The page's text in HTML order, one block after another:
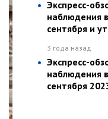
Экспресс-
наблюдения
сентября и
3 года назад
Экспресс-
наблюдения
сентября